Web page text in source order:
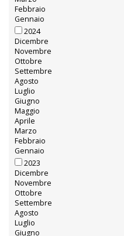
Febbraio
Gennaio
2024
Dicembre
Novembre
Ottobre
Settembre
Agosto
Luglio
Giugno
Maggio
Aprile
Marzo
Febbraio
Gennaio
2023
Dicembre
Novembre
Ottobre
Settembre
Agosto
Luglio
Giugno